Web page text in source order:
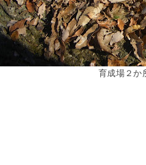
育成場２か